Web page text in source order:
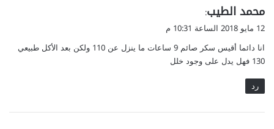
ي
ق
ل
محمد الطيب:
12 مايو 2018 الساعة 10:31 م
انا دائما أقيس سكر صائم 9 ساعات ما ينزل عن 110 ولكن بعد الأكل طبيعي
130 فهل يدل على وجود خلل
رد